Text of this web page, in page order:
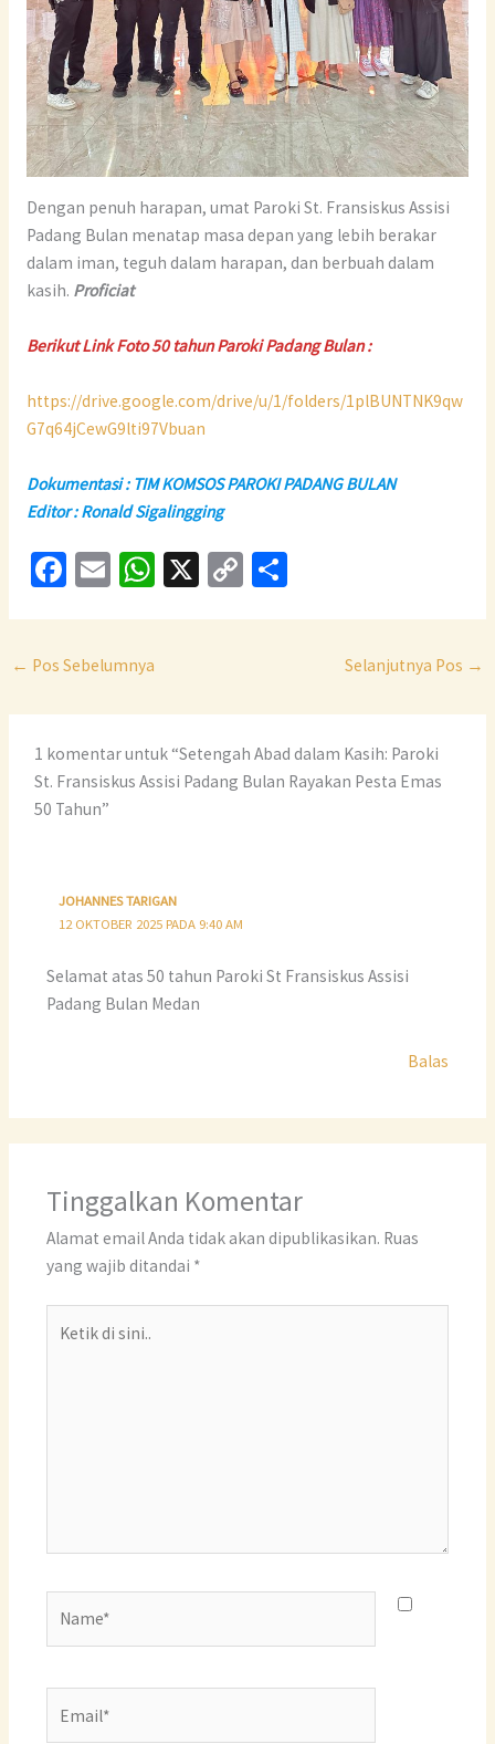
Dengan penuh harapan, umat Paroki St. Fransiskus Assisi
Padang Bulan menatap masa depan yang lebih berakar
dalam iman, teguh dalam harapan, dan berbuah dalam
kasih. Proficiat
Berikut Link Foto 50 tahun Paroki Padang Bulan :
https://drive.google.com/drive/u/1/folders/1plBUNTNK9qw
G7q64jCewG9lti97Vbuan
Dokumentasi : TIM KOMSOS PAROKI PADANG BULAN
Editor : Ronald Sigalingging
Fa
o
o
k
E
l
W
p
p
X C
Li
n
k
S
← Pos Sebelumnya Selanjutnya Pos →
1 komentar untuk “Setengah Abad dalam Kasih: Paroki
St. Fransiskus Assisi Padang Bulan Rayakan Pesta Emas
50 Tahun”
JOHANNES TARIGAN
12 OKTOBER 2025 PADA 9:40 AM
Selamat atas 50 tahun Paroki St Fransiskus Assisi
Padang Bulan Medan
Balas
Tinggalkan Komentar
Alamat email Anda tidak akan dipublikasikan. Ruas
yang wajib ditandai *